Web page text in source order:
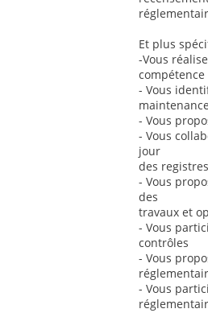
Et plus
-Vous
- Vous
- Vous
- Vous
jour
des
- Vous
des
travaux et
- Vous
contrôles
- Vous
- Vous